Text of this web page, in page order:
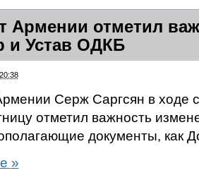
Армении отметил
и Устав ОДКБ
Серж Саргсян в ходе
отметил важность
документы, как
»